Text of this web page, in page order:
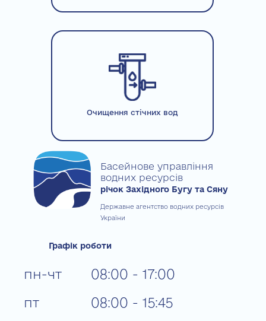
Очищення стічних вод
Басейнове управління
водних ресурсів
річок Західного Бугу та Сяну
Державне агентство водних ресурсів
України
Графік роботи
пн-чт
пт
08:00 - 17:00
08:00 - 15:45